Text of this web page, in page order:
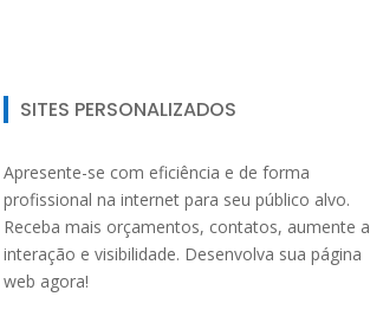
SITES PERSONALIZADOS
Apresente-se com eficiência e de forma
profissional na internet para seu público alvo.
Receba mais orçamentos, contatos, aumente a
interação e visibilidade. Desenvolva sua página
web agora!